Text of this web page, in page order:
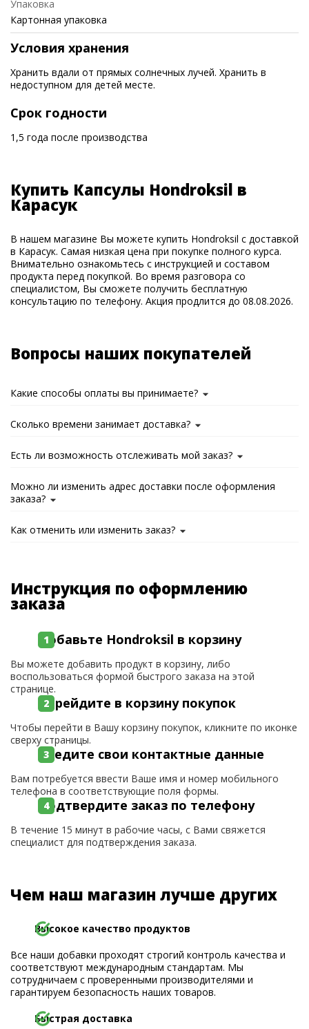
Упаковка
Картонная упаковка
Условия хранения
Хранить вдали от прямых солнечных лучей. Хранить в
недоступном для детей месте.
Срок годности
1,5 года после производства
Купить Капсулы Hondroksil в
Карасук
В нашем магазине Вы можете купить Hondroksil с доставкой
в Карасук. Самая низкая цена при покупке полного курса.
Внимательно ознакомьтесь с инструкцией и составом
продукта перед покупкой. Во время разговора со
специалистом, Вы сможете получить бесплатную
консультацию по телефону. Акция продлится до 08.08.2026.
Вопросы наших покупателей
Какие способы оплаты вы принимаете?
Сколько времени занимает доставка?
Есть ли возможность отслеживать мой заказ?
Можно ли изменить адрес доставки после оформления
заказа?
Как отменить или изменить заказ?
Инструкция по оформлению
заказа
Добавьте Hondroksil в корзину
Вы можете добавить продукт в корзину, либо
воспользоваться формой быстрого заказа на этой
странице.
Перейдите в корзину покупок
Чтобы перейти в Вашу корзину покупок, кликните по иконке
сверху страницы.
Введите свои контактные данные
Вам потребуется ввести Ваше имя и номер мобильного
телефона в соответствующие поля формы.
Подтвердите заказ по телефону
В течение 15 минут в рабочие часы, с Вами свяжется
специалист для подтверждения заказа.
Чем наш магазин лучше других
Высокое качество продуктов
Все наши добавки проходят строгий контроль качества и
соответствуют международным стандартам. Мы
сотрудничаем с проверенными производителями и
гарантируем безопасность наших товаров.
Быстрая доставка